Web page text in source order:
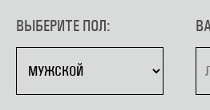
ВЫБЕРИТЕ ПОЛ: